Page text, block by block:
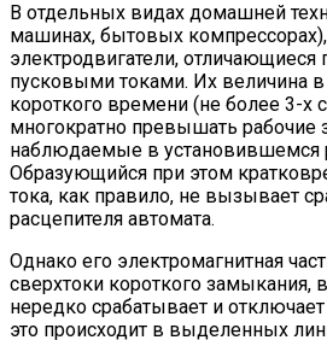
В отдельных видах домашней
машинах, бытовых
электродвигатели,
пусковыми токами. Их величина в
короткого времени (не более 3-х
многократно превышать рабочие
наблюдаемые в установившемся
Образующийся при этом
тока, как правило, не вызывает
расцепителя автомата.
Однако его электромагнитная
сверхтоки короткого замыкания,
нередко срабатывает и
это происходит в выделенных